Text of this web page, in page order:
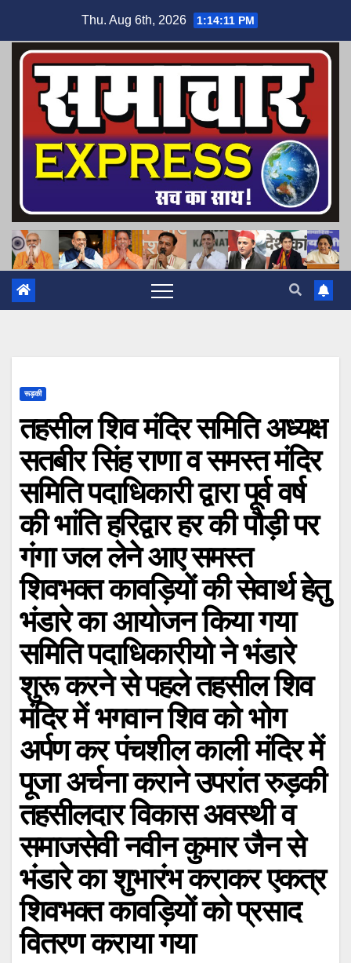
content
Thu. Aug 6th, 2026 1:14:12 PM
रूड़की
तहसील शिव मंदिर समिति अध्यक्ष
सतबीर सिंह राणा व समस्त मंदिर
समिति पदाधिकारी द्वारा पूर्व वर्ष
की भांति हरिद्वार हर की पौड़ी पर
गंगा जल लेने आए समस्त
शिवभक्त कावड़ियों की सेवार्थ हेतु
भंडारे का आयोजन किया गया
समिति पदाधिकारीयो ने भंडारे
शुरू करने से पहले तहसील शिव
मंदिर में भगवान शिव को भोग
अर्पण कर पंचशील काली मंदिर में
पूजा अर्चना कराने उपरांत रुड़की
तहसीलदार विकास अवस्थी व
समाजसेवी नवीन कुमार जैन से
भंडारे का शुभारंभ कराकर एकत्र
शिवभक्त कावड़ियों को प्रसाद
वितरण कराया गया